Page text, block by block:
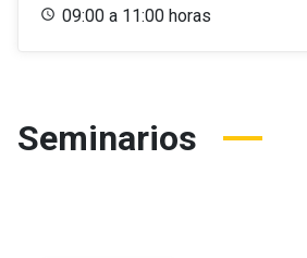
09:00 a 11:00 horas
Seminarios